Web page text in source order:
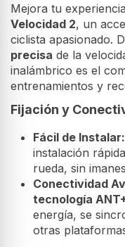
Mejora tu
Velocidad 2, un
ciclista apasionado.
precisa de la
inalámbrico es el
entrenamientos y
Fijación y
Fácil de Instalar:
instalación
rueda, sin
Conectividad
tecnología
energía, se
otras